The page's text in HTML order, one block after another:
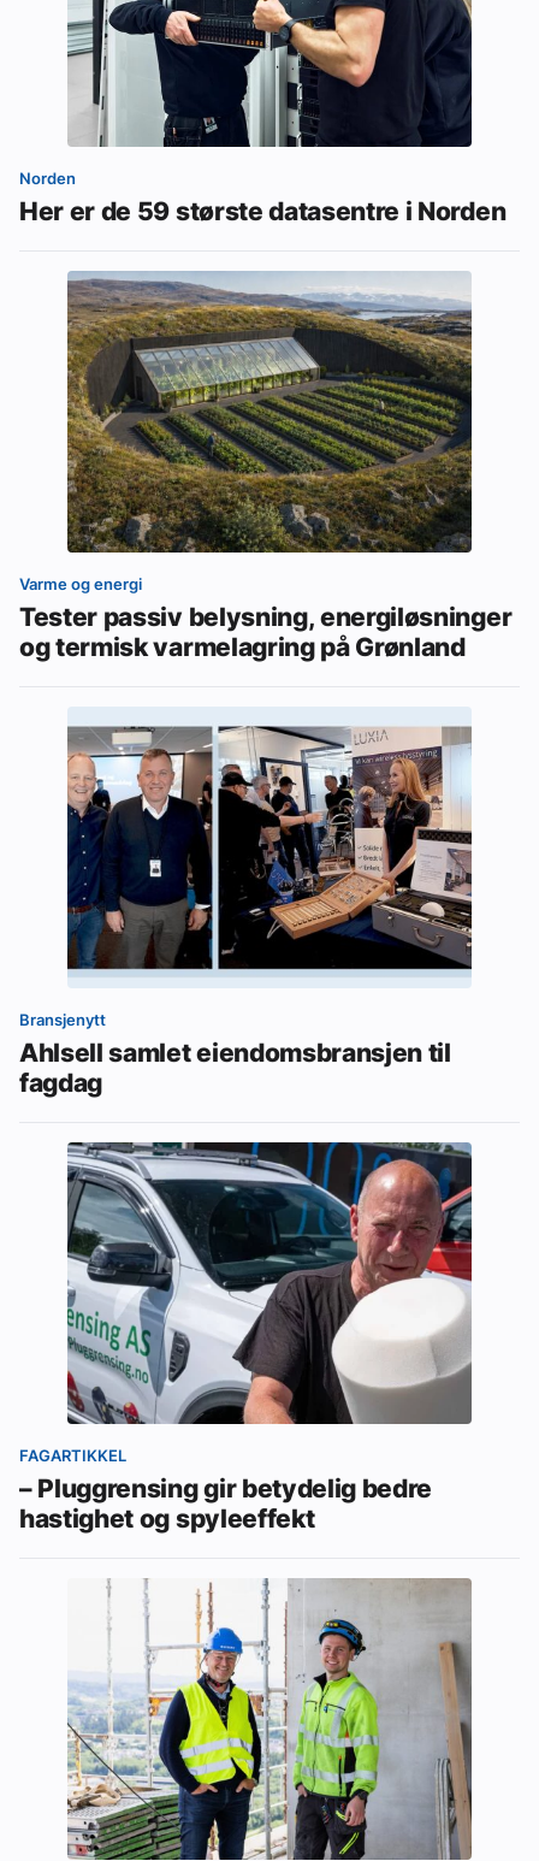
Norden
Her er de 59 største datasentre i Norden
Varme og energi
Tester passiv belysning, energiløsninger
og termisk varmelagring på Grønland
Bransjenytt
Ahlsell samlet eiendomsbransjen til
fagdag
FAGARTIKKEL
– Pluggrensing gir betydelig bedre
hastighet og spyleeffekt